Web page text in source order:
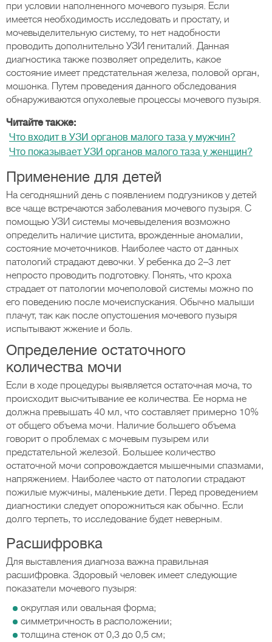
при условии наполненного мочевого пузыря. Если
имеется необходимость исследовать и простату, и
мочевыделительную систему, то нет надобности
проводить дополнительно УЗИ гениталий. Данная
диагностика также позволяет определить, какое
состояние имеет предстательная железа, половой орган,
мошонка. Путем проведения данного обследования
обнаруживаются опухолевые процессы мочевого пузыря.
Читайте также:
Что входит в УЗИ органов малого таза у мужчин?
Что показывает УЗИ органов малого таза у женщин?
Применение для детей
На сегодняшний день с появлением подгузников у детей
все чаще встречаются заболевания мочевого пузыря. С
помощью УЗИ системы мочевыделения возможно
определить наличие цистита, врожденные аномалии,
состояние мочеточников. Наиболее часто от данных
патологий страдают девочки. У ребенка до 2–3 лет
непросто проводить подготовку. Понять, что кроха
страдает от патологии мочеполовой системы можно по
его поведению после мочеиспускания. Обычно малыши
плачут, так как после опустошения мочевого пузыря
испытывают жжение и боль.
Определение остаточного
количества мочи
Если в ходе процедуры выявляется остаточная моча, то
происходит высчитывание ее количества. Ее норма не
должна превышать 40 мл, что составляет примерно 10%
от общего объема мочи. Наличие большего объема
говорит о проблемах с мочевым пузырем или
предстательной железой. Большее количество
остаточной мочи сопровождается мышечными спазмами,
напряжением. Наиболее часто от патологии страдают
пожилые мужчины, маленькие дети. Перед проведением
диагностики следует опорожниться как обычно. Если
долго терпеть, то исследование будет неверным.
Расшифровка
Для выставления диагноза важна правильная
расшифровка. Здоровый человек имеет следующие
показатели мочевого пузыря:
округлая или овальная форма;
симметричность в расположении;
толщина стенок от 0,3 до 0,5 см;